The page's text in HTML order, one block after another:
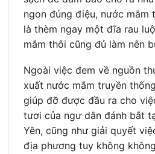
ngon đúng điệu, nước mắm
là thèm ngay một đĩa rau
mắm thôi cũng đủ làm nên
Ngoài việc đem về nguồn
xuất nước mắm truyền
giúp đỡ được đầu ra cho
tươi của ngư dân đánh bắt
Yên, cũng như giải quyết
địa phương tuy không